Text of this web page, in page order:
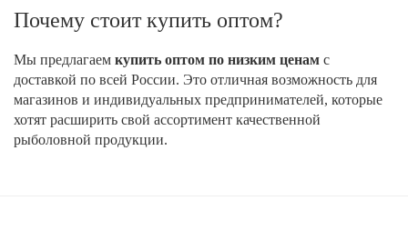
Почему стоит купить оптом?
Мы предлагаем купить оптом по низким ценам с
доставкой по всей России. Это отличная возможность для
магазинов и индивидуальных предпринимателей, которые
хотят расширить свой ассортимент качественной
рыболовной продукции.